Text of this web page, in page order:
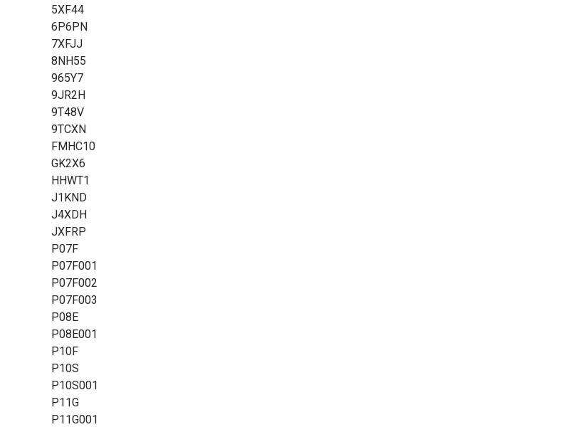
5XF44
6P6PN
7XFJJ
8NH55
965Y7
9JR2H
9T48V
9TCXN
FMHC10
GK2X6
HHWT1
J1KND
J4XDH
JXFRP
P07F
P07F001
P07F002
P07F003
P08E
P08E001
P10F
P10S
P10S001
P11G
P11G001